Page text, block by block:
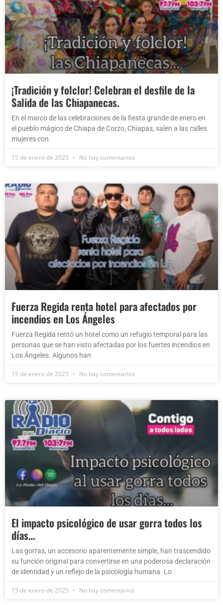
¡Tradición y folclor! Celebran el desfile de la
Salida de las Chiapanecas.
En el marco de las celebraciones de la fiesta grande de enero en
el pueblo mágico de Chiapa de Corzo, Chiapas, salen a las calles
mujeres con
15 de enero de 2025 No hay comentarios
Fuerza Regida renta hotel para afectados por
incendios en Los Ángeles
Fuerza Regida rentó un hotel como un refugio temporal para las
personas que se han visto afectadas por los fuertes incendios en
Los Ángeles. Algunos han
15 de enero de 2025 No hay comentarios
El impacto psicológico de usar gorra todos los
días…
Las gorras, un accesorio aparentemente simple, han trascendido
su función original para convertirse en una poderosa declaración
de identidad y un reflejo de la psicología humana. Lo
15 de enero de 2025 No hay comentarios